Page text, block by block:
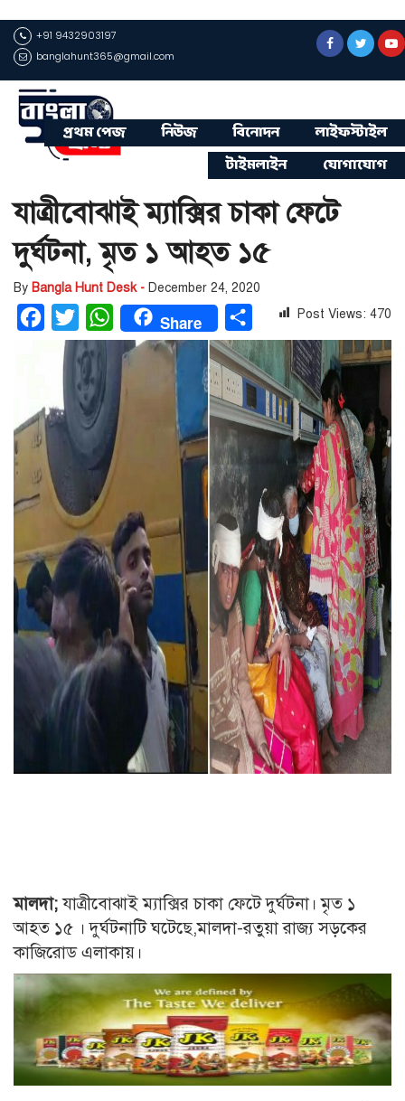
+91 9432903197
banglahunt365@gmail.com
প্রথম পেজ নিউজ বিনোদন
লাইফস্টাইল
টাইমলাইন
যোগাযোগ
যাত্রীবোঝাই ম্যাক্সির চাকা ফেটে
দুর্ঘটনা, মৃত ১ আহত ১৫
By Bangla Hunt Desk - December 24, 2020
Facebook
Twitter WhatsAppShare Share Post Views: 470
মালদা;যাত্রীবোঝাই ম্যাক্সির চাকা ফেটে দুর্ঘটনা। মৃত ১
আহত ১৫ । দুর্ঘটনাটি ঘটেছে,মালদা-রতুয়া রাজ্য সড়কের
কাজিরোড এলাকায়।